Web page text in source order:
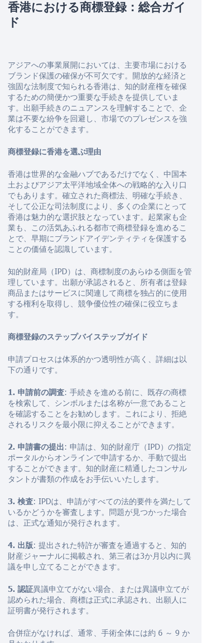
香港における商標登録：総合ガイ
ド
アジアへの事業展開においては、主要市場における
ブランド保護の確保が不可欠です。開放的な経済と
強固な法制度で知られる香港は、知的財産権を確保
するための簡便かつ重要な手続きを提供していま
す。出願手続きのニュアンスを理解することで、企
業は不要な紛争を回避し、市場でのプレゼンスを強
化することができます。
商標登録に香港を選ぶ理由
香港は世界的な金融ハブであるだけでなく、中国本
土およびアジア太平洋地域全体への戦略的な入り口
でもあります。確立された商標法、明確な手続き、
そして公正な司法制度により、多くの企業にとって
香港は魅力的な選択肢となっています。起業家も企
業も、この活気あふれる都市で商標登録を進めるこ
とで、早期にブランドアイデンティティを保護する
ことの価値を認識しています。
知的財産局（IPD）は、商標制度のあらゆる側面を管
理しています。出願が承認されると、所有者は登録
商品またはサービスに関連して商標を独占的に使用
する権利を取得し、競争優位性の確保に役立ちま
す。
商標登録のステップバイステップガイド
申請プロセスは体系的かつ透明性が高く、詳細は以
下の通りです。
1. 申請前の調査: 手続きを進める前に、既存の商標
を検索して、シンボルまたは名称が一意であること
を確認することをお勧めします。これにより、拒絶
されるリスクを最小限に抑えることができます。
2. 申請書の提出 : 申請は、知的財産庁（IPD）の指定
ポータルからオンラインで申請するか、手動で提出
することができます。知的財産に精通したコンサル
タントが書類の作成をお手伝いいたします。
3. 検査: IPDは、申請がすべての法的要件を満たして
いるかどうかを審査します。問題が見つかった場合
は、正式な通知が発行されます。
4. 出版: 提出された特許が審査を通過すると、知的
財産ジャーナルに掲載され、第三者は3か月以内に異
議を申し立てることができます。
5. 認証異議申立てがない場合、または異議申立てが
認められた場合、商標は正式に承認され、出願人に
証明書が発行されます。
合併症がなければ、通常、手術全体には約 6 ～ 9 か